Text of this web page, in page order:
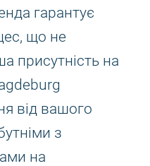
гарантує
що не
присутність на
від вашого
з
на